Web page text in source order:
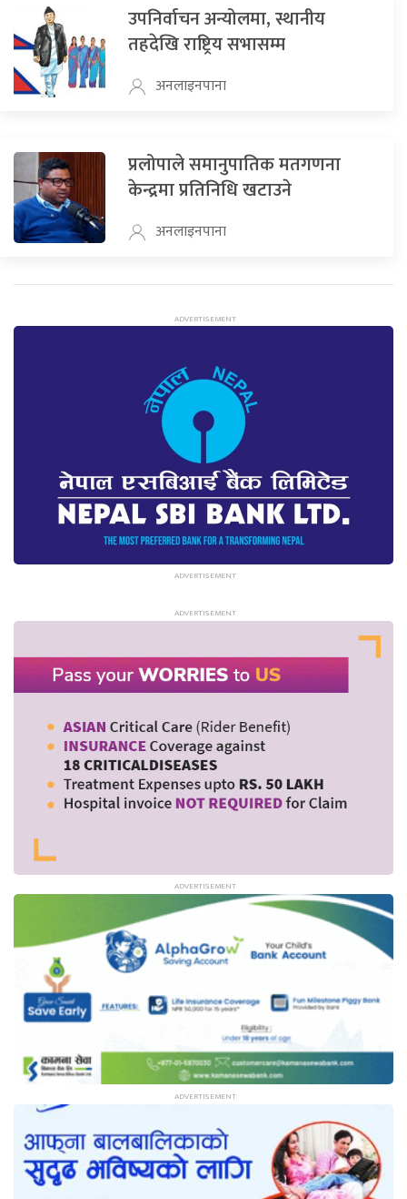
उपनिर्वाचन अन्योलमा, स्थानीय
तहदेखि राष्ट्रिय सभासम्म
अनलाइनपाना
प्रलोपाले समानुपातिक मतगणना
केन्द्रमा प्रतिनिधि खटाउने
अनलाइनपाना